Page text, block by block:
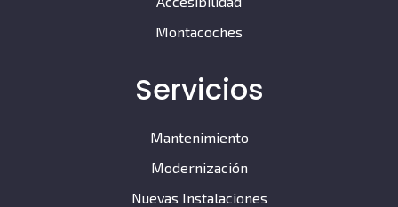
Montacoches
Servicios
Mantenimiento
Modernización
Nuevas Instalaciones